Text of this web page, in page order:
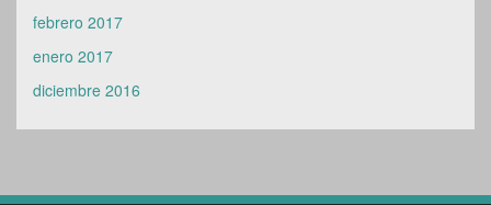
febrero 2017
enero 2017
diciembre 2016